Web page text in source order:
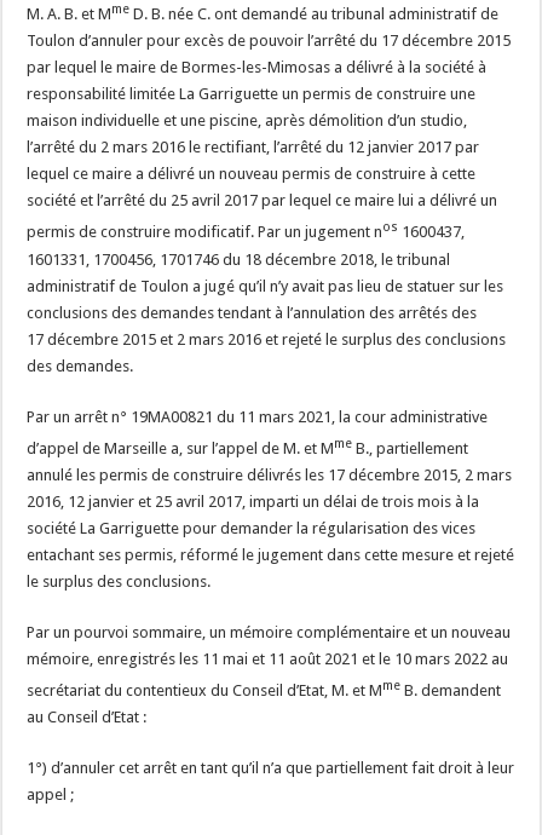
M. A. B. et Mme D. B. née C. ont demandé au tribunal administratif de
Toulon d’annuler pour excès de pouvoir l’arrêté du 17 décembre 2015
par lequel le maire de Bormes-les-Mimosas a délivré à la société à
responsabilité limitée La Garriguette un permis de construire une
maison individuelle et une piscine, après démolition d’un studio,
l’arrêté du 2 mars 2016 le rectifiant, l’arrêté du 12 janvier 2017 par
lequel ce maire a délivré un nouveau permis de construire à cette
société et l’arrêté du 25 avril 2017 par lequel ce maire lui a délivré un
permis de construire modificatif. Par un jugement nos 1600437,
1601331, 1700456, 1701746 du 18 décembre 2018, le tribunal
administratif de Toulon a jugé qu’il n’y avait pas lieu de statuer sur les
conclusions des demandes tendant à l’annulation des arrêtés des
17 décembre 2015 et 2 mars 2016 et rejeté le surplus des conclusions
des demandes.
Par un arrêt n° 19MA00821 du 11 mars 2021, la cour administrative
d’appel de Marseille a, sur l’appel de M. et Mme B., partiellement
annulé les permis de construire délivrés les 17 décembre 2015, 2 mars
2016, 12 janvier et 25 avril 2017, imparti un délai de trois mois à la
société La Garriguette pour demander la régularisation des vices
entachant ses permis, réformé le jugement dans cette mesure et rejeté
le surplus des conclusions.
Par un pourvoi sommaire, un mémoire complémentaire et un nouveau
mémoire, enregistrés les 11 mai et 11 août 2021 et le 10 mars 2022 au
secrétariat du contentieux du Conseil d’Etat, M. et Mme B. demandent
au Conseil d’Etat :
1°) d’annuler cet arrêt en tant qu’il n’a que partiellement fait droit à leur
appel ;